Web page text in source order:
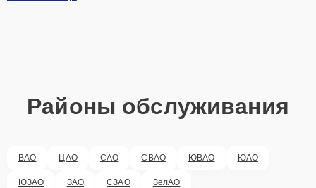
Районы обслуживания
ВАО ЦАО САО СВАО ЮВАО ЮАО
ЮЗАО ЗАО СЗАО ЗелАО